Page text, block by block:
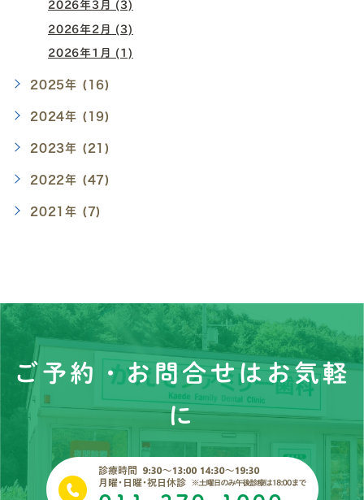
2026年3月 (3)
2026年2月 (3)
2026年1月 (1)
2025年 (16)
2024年 (19)
2023年 (21)
2022年 (47)
2021年 (7)
ご予約・お問合せはお気軽
に